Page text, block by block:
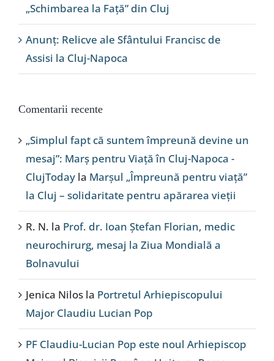
„Schimbarea la Față” din Cluj
Anunț: Relicve ale Sfântului Francisc de
Assisi la Cluj-Napoca
Comentarii recente
„Simplul fapt că suntem împreună devine un
mesaj”: Marș pentru Viață în Cluj-Napoca -
ClujToday la Marșul „Împreună pentru viață”
la Cluj – solidaritate pentru apărarea vieții
R. N. la Prof. dr. Ioan Ștefan Florian, medic
neurochirurg, mesaj la Ziua Mondială a
Bolnavului
Jenica Nilos la Portretul Arhiepiscopului
Major Claudiu Lucian Pop
PF Claudiu-Lucian Pop este noul Arhiepiscop